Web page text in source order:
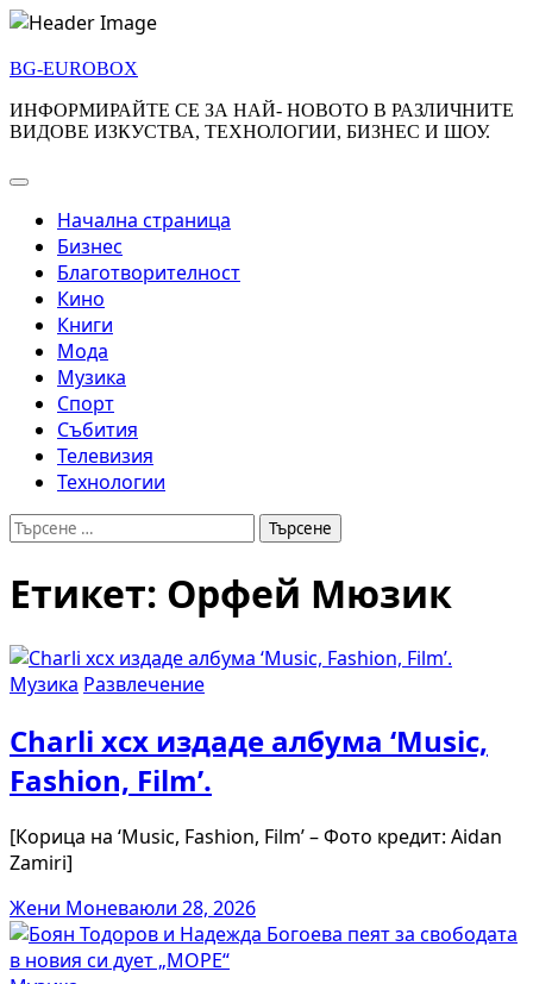
Skip
content
BG-EUROBOX
ИНФОРМИРАЙТЕ СЕ ЗА НАЙ- НОВОТО В РАЗЛИЧНИТЕ
ВИДОВЕ ИЗКУСТВА, ТЕХНОЛОГИИ, БИЗНЕС И ШОУ.
Начална страница
Бизнес
Благотворителност
Кино
Книги
Мода
Музика
Спорт
Събития
Телевизия
Технологии
Търсене
Етикет: Орфей Мюзик
Музика Развлечение
Charli xcx издаде албума ‘Music,
Fashion, Film’.
[Корица на ‘Music, Fashion, Film’ – Фото кредит: Aidan
Zamiri]
Жени Моневаюли 28, 2026